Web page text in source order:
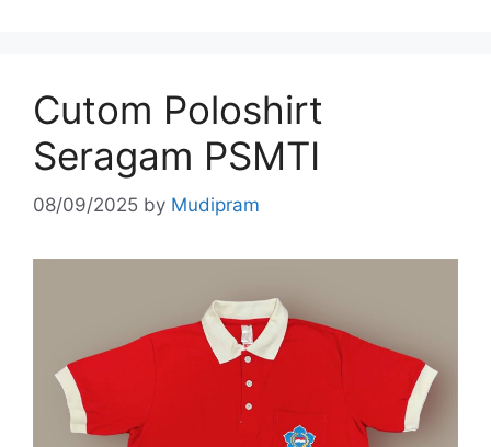
Cutom Poloshirt
Seragam PSMTI
08/09/2025 by Mudipram